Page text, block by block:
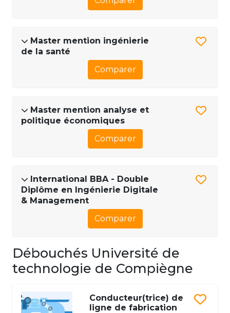
Master mention ingénierie
de la santé
Comparer
Master mention analyse et
politique économiques
Comparer
International BBA - Double
Diplôme en Ingénierie Digitale
& Management
Comparer
Débouchés Université de
technologie de Compiègne
Conducteur(trice) de
ligne de fabrication